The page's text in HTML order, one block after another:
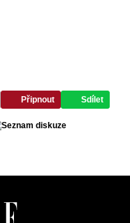
Připnout Sdílet